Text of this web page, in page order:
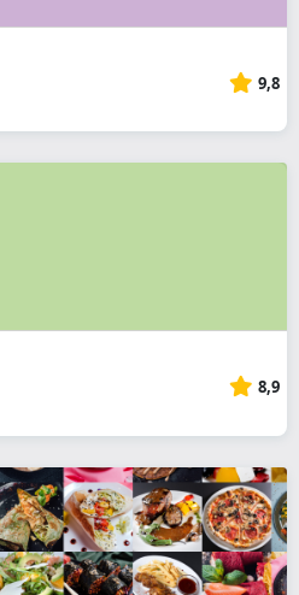
9,8
8,9